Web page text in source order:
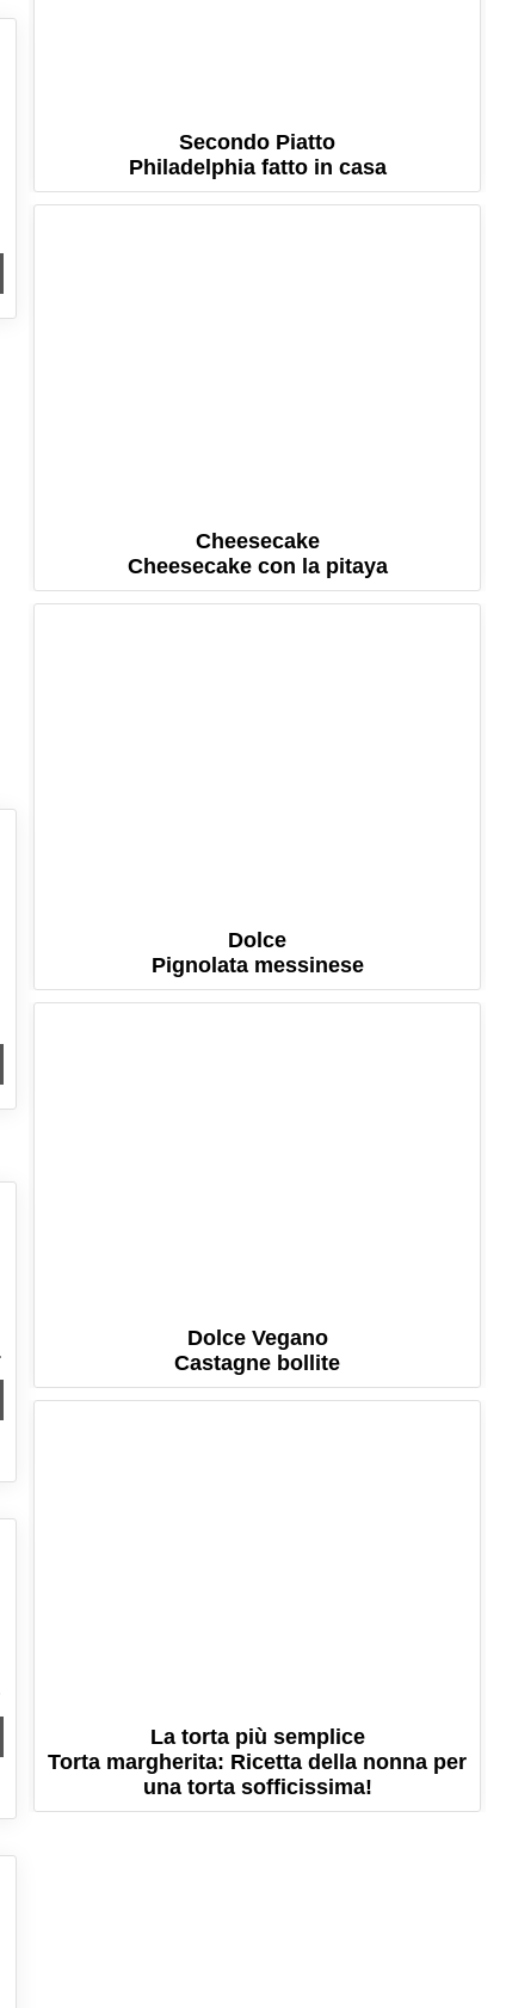
Secondo Piatto
Philadelphia fatto in casa
Cheesecake
Cheesecake con la pitaya
Dolce
Pignolata messinese
Dolce Vegano
Castagne bollite
La torta più semplice
Torta margherita: Ricetta della nonna per
una torta sofficissima!